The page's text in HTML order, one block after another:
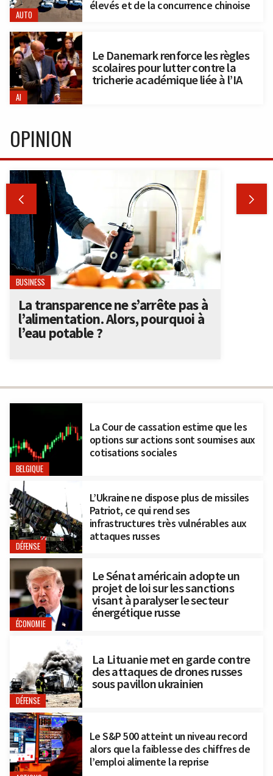
AUTO
élevés et de la concurrence chinoise
AI
Le Danemark renforce les règles
scolaires pour lutter contre la
tricherie académique liée à l’IA
BELGIQUE
La Cour de cassation estime que les
options sur actions sont soumises aux
cotisations sociales
DÉFENSE
L’Ukraine ne dispose plus de missiles
Patriot, ce qui rend ses
infrastructures très vulnérables aux
attaques russes
ÉCONOMIE
Le Sénat américain adopte un
projet de loi sur les sanctions
visant à paralyser le secteur
énergétique russe
DÉFENSE
La Lituanie met en garde contre
des attaques de drones russes
sous pavillon ukrainien
Le S&P 500 atteint un niveau record
alors que la faiblesse des chiffres de
l’emploi alimente la reprise
OPINION
 
BUSINESS
La transparence ne s’arrête pas à
l’alimentation. Alors, pourquoi à
l’eau potable ?